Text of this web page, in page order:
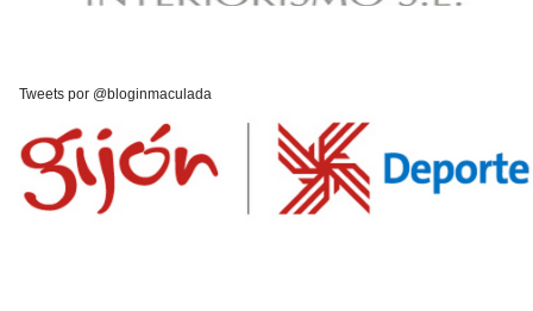
Tweets por @bloginmaculada